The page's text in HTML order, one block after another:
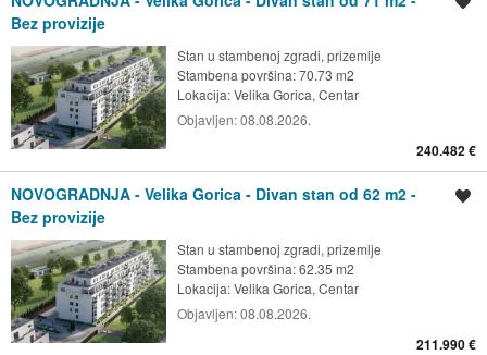
Bez provizije
Stan u stambenoj zgradi, prizemlje
Stambena površina: 70.73 m2
Lokacija:Velika Gorica, Centar
Objavljen:08.08.2026.
240.482 €
NOVOGRADNJA - Velika Gorica - Divan stan od 62 m2 -
Bez provizije
Stan u stambenoj zgradi, prizemlje
Stambena površina: 62.35 m2
Lokacija:Velika Gorica, Centar
Objavljen:08.08.2026.
211.990 €